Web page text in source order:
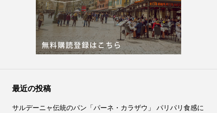
最近の投稿
サルデーニャ伝統のパン「パーネ・カラザウ」 パリパリ食感に